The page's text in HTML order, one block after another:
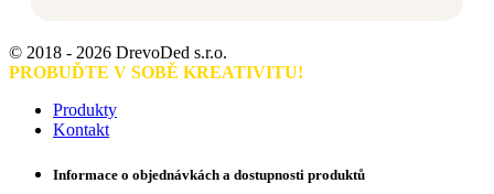
© 2018 - 2026 DrevoDed s.r.o.
PROBUĎTE V SOBĚ KREATIVITU!
Produkty
Kontakt
Informace o objednávkách a dostupnosti produktů